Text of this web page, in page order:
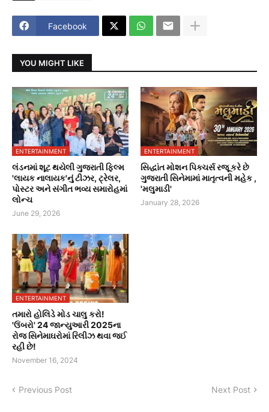
Facebook
YOU MIGHT LIKE
ENTERTAINMENT
લંડનમાં શૂટ થયેલી ગુજરાતી ફિલ્મ
'લાયક નાલાયક'નું ટીઝર, ટ્રેલર,
પોસ્ટર અને સંગીત ભવ્ય સમારોહમાં
લોન્ચ
June 29, 2026
ENTERTAINMENT
સિદ્ધાંત મોશન પિક્ચર્સ રજૂ કરે છે
ગુજરાતી સિનેમામાં માતૃત્વની મહેક ,
'મલુમાડી'
January 28, 2026
ENTERTAINMENT
તમારો હોલિડે મોડ ચાલુ કરો!
'ઉંબરો' 24 જાન્યુઆરી 2025ના
રોજ સિનેમાઘરોમાં રિલીઝ થવા જઈ
રહી છે!
November 16, 2024
Previous Post Next Post